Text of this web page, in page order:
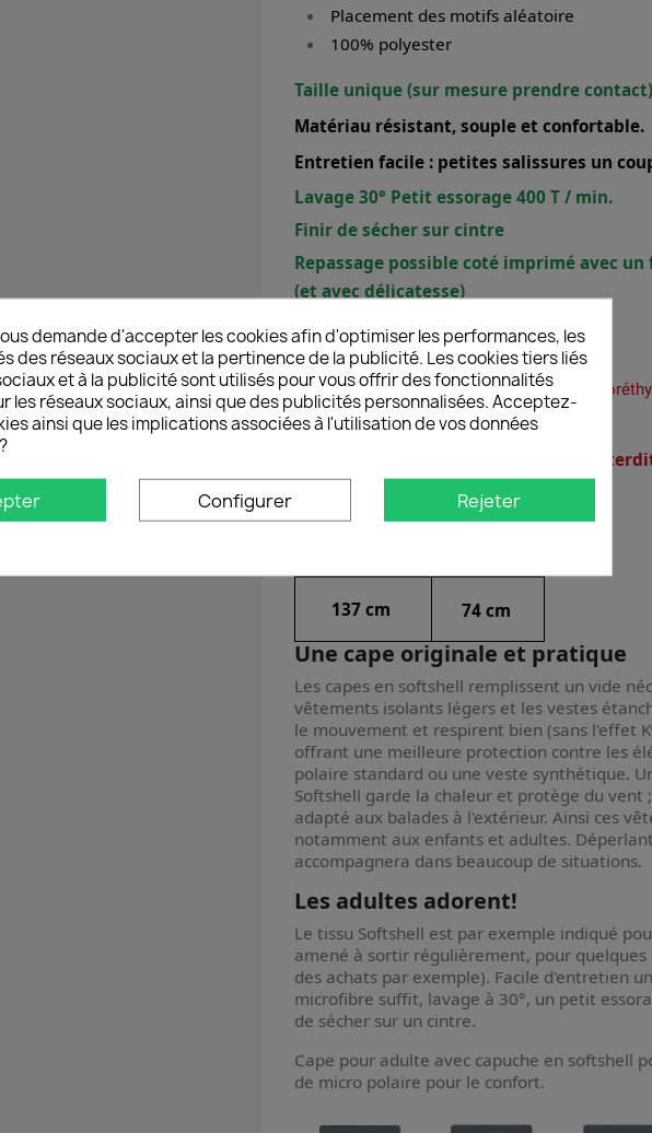
Placement des motifs aléatoire
100% polyester
Taille unique (sur mesure prendre contact)
Matériau résistant, souple et confortable.
Entretien facile : petites salissures un
Lavage 30° Petit essorage 400 T / min.
Finir de sécher sur cintre
Repassage possible coté imprimé avec un
(et avec délicatesse)
Lavage à sec, tout solvant sauf le
Ne pas utiliser d’eau de Javel
Sèche-linge interdit ! Blanchisseur
137 cm 74 cm
Une cape originale et pratique
Les capes en softshell remplissent un vide
vêtements isolants légers et les vestes
le mouvement et respirent bien (sans l'effet
offrant une meilleure protection contre les
polaire standard ou une veste synthétique.
Softshell garde la chaleur et protège du vent
adapté aux balades à l'extérieur. Ainsi ces
notamment aux enfants et adultes.
accompagnera dans beaucoup de situations.
Les adultes adorent!
Le tissu Softshell est par exemple indiqué
amené à sortir régulièrement, pour
des achats par exemple). Facile d'entretien
microfibre suffit, lavage à 30°, un petit
de sécher sur un cintre.
Cape pour adulte avec capuche en softshell
de micro polaire pour le confort.
demande d'accepter les cookies afin d'optimiser les performances, les
des réseaux sociaux et la pertinence de la publicité. Les cookies tiers liés
et à la publicité sont utilisés pour vous offrir des fonctionnalités
les réseaux sociaux, ainsi que des publicités personnalisées. Acceptez-
ainsi que les implications associées à l'utilisation de vos données
Configurer Rejeter